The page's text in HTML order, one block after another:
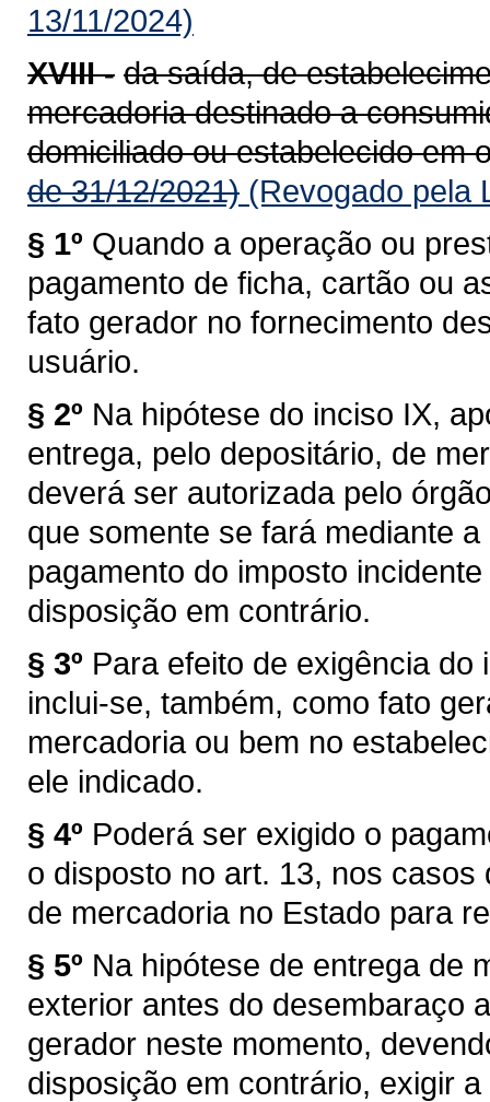
13/11/2024)
XVIII - da saída, de
mercadoria destinado a
domiciliado ou estabelecido em
de 31/12/2021) (Revogado pela
§ 1º Quando a operação ou
pagamento de ficha, cartão ou
fato gerador no fornecimento
usuário.
§ 2º Na hipótese do inciso IX,
entrega, pelo depositário, de
deverá ser autorizada pelo
que somente se fará mediante
pagamento do imposto
disposição em contrário.
§ 3º Para efeito de exigência
inclui-se, também, como fato
mercadoria ou bem no
ele indicado.
§ 4º Poderá ser exigido o
o disposto no art. 13, nos
de mercadoria no Estado para
§ 5º Na hipótese de entrega de
exterior antes do desembaraço
gerador neste momento,
disposição em contrário, exigir